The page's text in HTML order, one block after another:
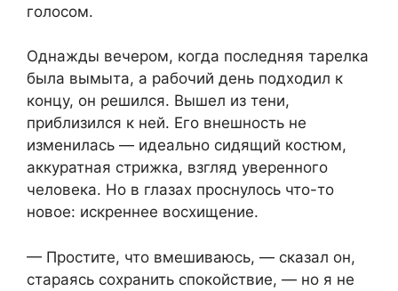
голосом.
Однажды вечером, когда последняя тарелка
была вымыта, а рабочий день подходил к
концу, он решился. Вышел из тени,
приблизился к ней. Его внешность не
изменилась — идеально сидящий костюм,
аккуратная стрижка, взгляд уверенного
человека. Но в глазах проснулось что-то
новое: искреннее восхищение.
— Простите, что вмешиваюсь, — сказал он,
стараясь сохранить спокойствие, — но я не